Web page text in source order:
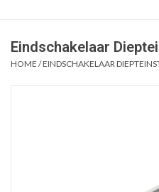
Eindschakelaar
HOME /EINDSCHAKELAAR